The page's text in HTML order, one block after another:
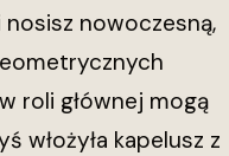
nosisz nowoczesną,
roli głównej mogą
włożyła kapelusz z